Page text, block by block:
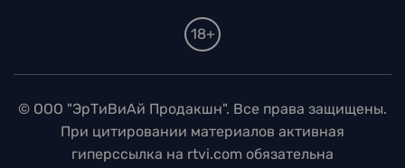
18+
© ООО "ЭрТиВиАй Продакшн". Все права защищены.
При цитировании материалов активная
гиперссылка на rtvi.com обязательна